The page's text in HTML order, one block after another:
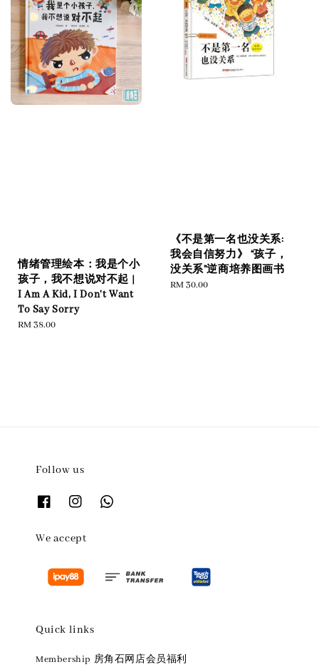
情绪管理绘本：我是个小
孩子，我不想说对不起 |
I Am A Kid, I Don't Want
To Say Sorry
Regular
RM 38.00
《不是第一名也没关系:
我会自信努力》 “孩子，
没关系”逆商培养图画书
Regular
RM 30.00
Follow us
We accept
Quick links
Membership 房角石网店会员福利